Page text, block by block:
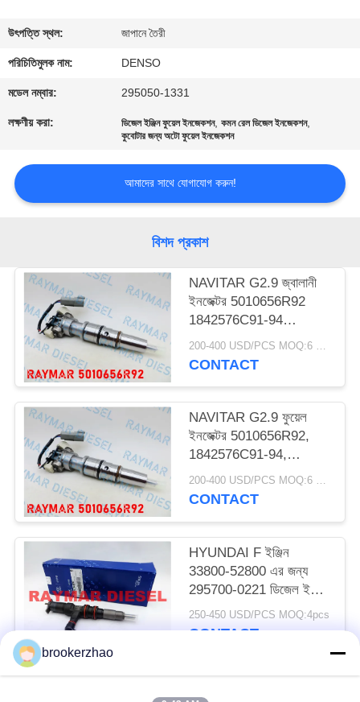
যোগাযোগ
করুন
উদ্ধৃতির
আবেদন
PRIVACY
POLICY
উৎপত্তি স্থল: জাপানে তৈরী
পরিচিতিমুলক নাম: DENSO
মডেল নম্বার: 295050-1331
লক্ষণীয় করা: ডিজেল ইঞ্জিন ফুয়েল ইনজেকশন,কমন রেল ডিজেল ইনজেকশন,
কুবোটার জন্য অটো ফুয়েল ইনজেকশন
আমাদের সাথে যোগাযোগ করুন!
বিশদ প্রকাশ
NAVITAR G2.9 জ্বালানী
ইনজেক্টর 5010656R92
1842576C91-94
AP66976
200-400 USD/PCS MOQ:6 পিসিএস
CONTACT
NAVITAR G2.9 ফুয়েল
ইনজেক্টর 5010656R92,
1842576C91-94,
AP66976
200-400 USD/PCS MOQ:6 পিসিএস
CONTACT
HYUNDAI F ইঞ্জিন
33800-52800 এর জন্য
295700-0221 ডিজেল ইঞ্জিন
ইনজেক্টর ডেনসো কমন রেল
ইনজেক্টর
250-450 USD/PCS MOQ:4pcs
CONTACT
brookerzhao